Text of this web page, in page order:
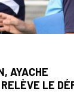
AYACHE
LE